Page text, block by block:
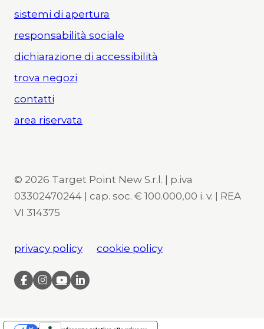
sistemi di apertura
responsabilità sociale
dichiarazione di accessibilità
trova negozi
contatti
area riservata
© 2026 Target Point New S.r.l. | p.iva
03302470244 | cap. soc. € 100.000,00 i. v. | REA
VI 314375
privacy policy cookie policy